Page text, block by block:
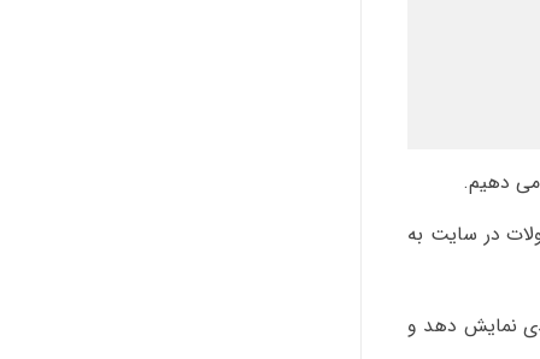
در سایت به
نمایش دهد و